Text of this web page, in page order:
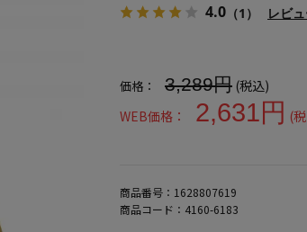
4.0 （1） レビ
価格： 3,289円 (税込)
WEB価格：
2,631円 (
商品番号： 1628807619
商品コード： 4160-6183